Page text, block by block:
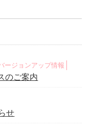
ージョンアップ情報
のご案内
せ